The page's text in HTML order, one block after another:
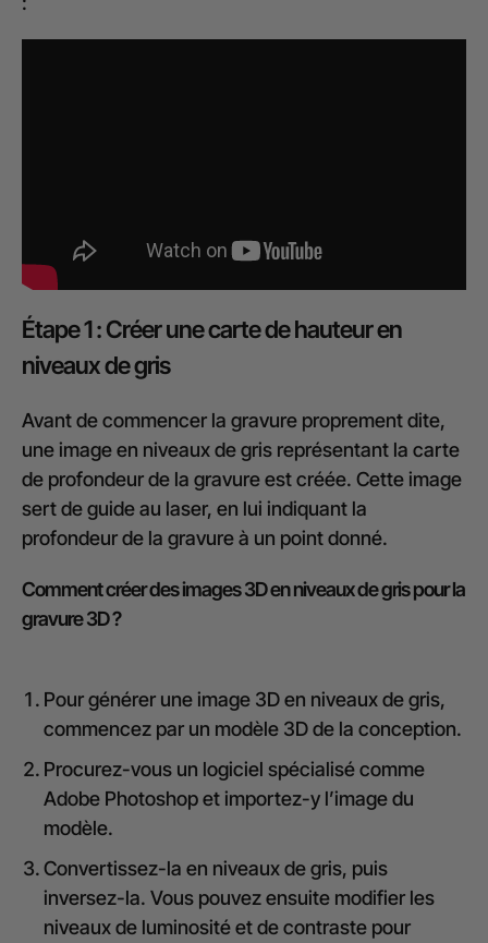
Étape 1 : Créer une carte de hauteur en
niveaux de gris
Avant de commencer la gravure proprement dite,
une image en niveaux de gris représentant la carte
de profondeur de la gravure est créée. Cette image
sert de guide au laser, en lui indiquant la
profondeur de la gravure à un point donné.
Comment créer des images 3D en niveaux de gris pour la
Pour générer une image 3D en niveaux de gris,
commencez par un modèle 3D de la conception.
Procurez-vous un logiciel spécialisé comme
Adobe Photoshop et importez-y l’image du
modèle.
Convertissez-la en niveaux de gris, puis
inversez-la. Vous pouvez ensuite modifier les
niveaux de luminosité et de contraste pour